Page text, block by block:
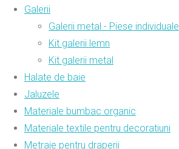
Galerii
Galerii metal - Piese individuale
Kit galerii lemn
Kit galerii metal
Halate de baie
Jaluzele
Materiale bumbac organic
Materiale textile pentru decoratiuni
Metraje pentru draperii